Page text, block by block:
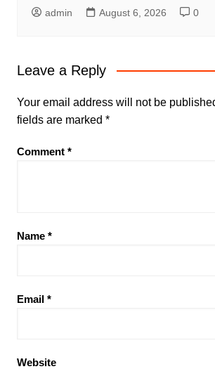
admin August 6, 2026 0
Leave a Reply
Your email address will not be
fields are marked *
Comment *
Name *
Email *
Website